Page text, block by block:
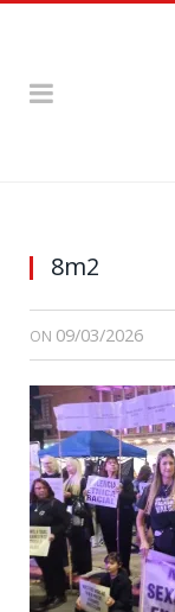
8m2
ON 09/03/2026